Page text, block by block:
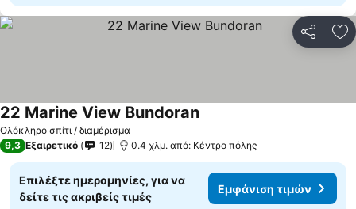
Ολόκληρο σπίτι / διαμέρισμα
22 Marine View BundoranΕμφάνιση τιμών
9,3 Εξαιρετικό 12 0.4 χλμ. από: Κέντρο πόλης
Επιλέξτε ημερομηνίες, για να
δείτε τις ακριβείς τιμές
Εμφάνιση τιμών